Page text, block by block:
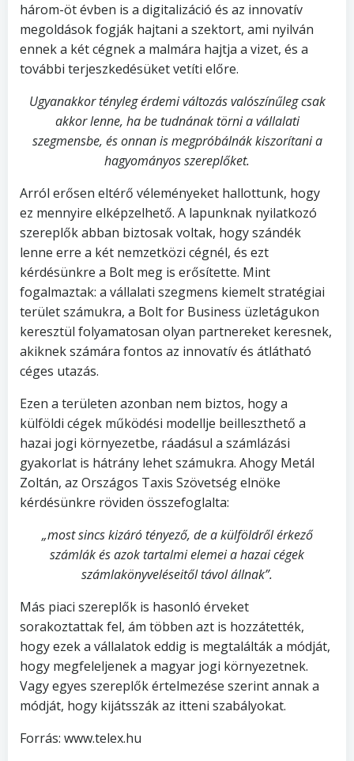
három-öt évben is a digitalizáció és az innovatív
megoldások fogják hajtani a szektort, ami nyilván
ennek a két cégnek a malmára hajtja a vizet, és a
további terjeszkedésüket vetíti előre.
Ugyanakkor tényleg érdemi változás valószínűleg csak
akkor lenne, ha be tudnának törni a vállalati
szegmensbe, és onnan is megpróbálnák kiszorítani a
hagyományos szereplőket.
Arról erősen eltérő véleményeket hallottunk, hogy
ez mennyire elképzelhető. A lapunknak nyilatkozó
szereplők abban biztosak voltak, hogy szándék
lenne erre a két nemzetközi cégnél, és ezt
kérdésünkre a Bolt meg is erősítette. Mint
fogalmaztak: a vállalati szegmens kiemelt stratégiai
terület számukra, a Bolt for Business üzletágukon
keresztül folyamatosan olyan partnereket keresnek,
akiknek számára fontos az innovatív és átlátható
céges utazás.
Ezen a területen azonban nem biztos, hogy a
külföldi cégek működési modellje beilleszthető a
hazai jogi környezetbe, ráadásul a számlázási
gyakorlat is hátrány lehet számukra. Ahogy Metál
Zoltán, az Országos Taxis Szövetség elnöke
kérdésünkre röviden összefoglalta:
„most sincs kizáró tényező, de a külföldről érkező
számlák és azok tartalmi elemei a hazai cégek
számlakönyveléseitől távol állnak”.
Más piaci szereplők is hasonló érveket
sorakoztattak fel, ám többen azt is hozzátették,
hogy ezek a vállalatok eddig is megtalálták a módját,
hogy megfeleljenek a magyar jogi környezetnek.
Vagy egyes szereplők értelmezése szerint annak a
módját, hogy kijátsszák az itteni szabályokat.
Forrás: www.telex.hu